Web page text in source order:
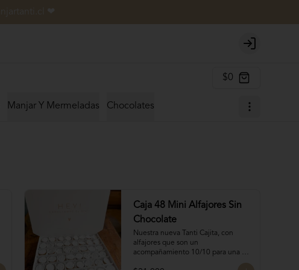
Login
$0
Manjar Y Mermeladas Chocolates
Caja 48 Mini Alfajores Sin
Chocolate
Nuestra nueva Tanti Cajita, con
alfajores que son un
acompañamiento 10/10 para una